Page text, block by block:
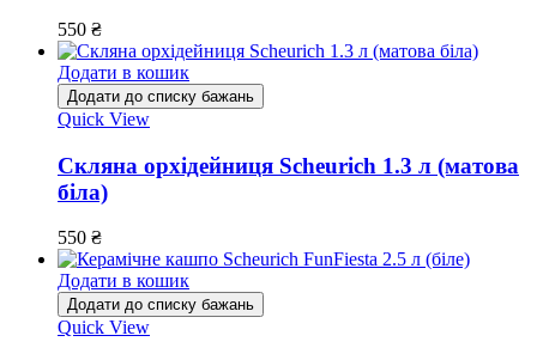
550 ₴
Додати в кошик
Додати до списку бажань
Quick View
Скляна орхідейниця Scheurich 1.3 л (матова
біла)
550 ₴
Додати в кошик
Додати до списку бажань
Quick View